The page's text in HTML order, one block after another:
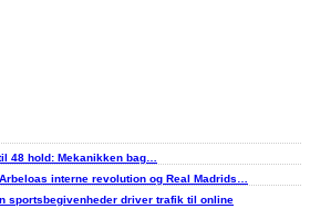
48 hold: Mekanikken bag…
interne revolution og Real Madrids…
sportsbegivenheder driver trafik til online